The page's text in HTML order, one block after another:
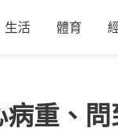
生活 體育
重、問